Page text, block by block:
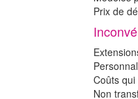
Prix de
Coûts
Non